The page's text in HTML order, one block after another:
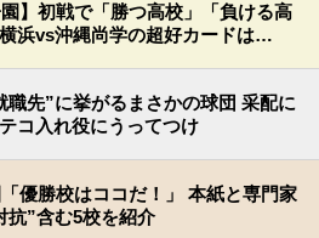
園】初戦で「勝つ高校」「負ける高
浜vs沖縄尚学の超好カードは…
職先”に挙がるまさかの球団 采配に
コ入れ役にうってつけ
優勝校はココだ！」 本紙と専門家
抗”含む5校を紹介